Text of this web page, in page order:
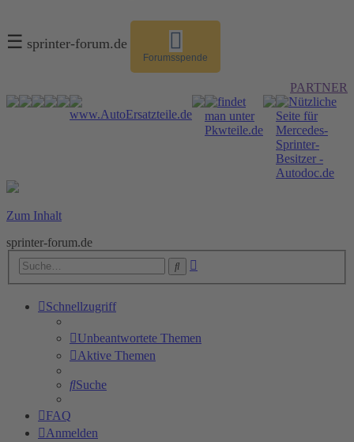
☰ sprinter-forum.de
Forumsspende
PARTNER
Zum Inhalt
sprinter-forum.de
Suche
Schnellzugriff
Unbeantwortete Themen
Aktive Themen
Suche
FAQ
Anmelden